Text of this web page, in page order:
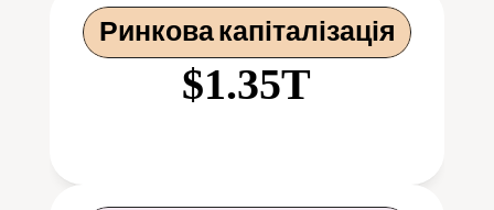
Ринкова капіталізація
$1.35T